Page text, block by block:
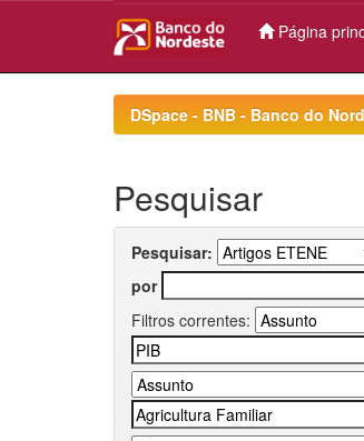
Página
DSpace - BNB - Banco do
Pesquisar
Pesquisar:
por
Filtros correntes: